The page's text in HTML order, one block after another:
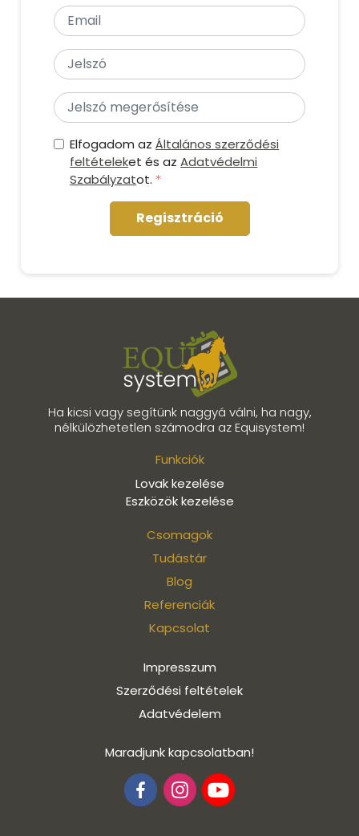
Elfogadom azÁltalános szerződési
feltételeket és azAdatvédelmi
Szabályzatot.
Regisztráció
Ha kicsi vagy segítünk naggyá válni, ha nagy,
nélkülözhetetlen számodra az Equisystem!
Funkciók
Lovak kezelése
Eszközök kezelése
Csomagok
Tudástár
Blog
Referenciák
Kapcsolat
Impresszum
Szerződési feltételek
Adatvédelem
Maradjunk kapcsolatban!